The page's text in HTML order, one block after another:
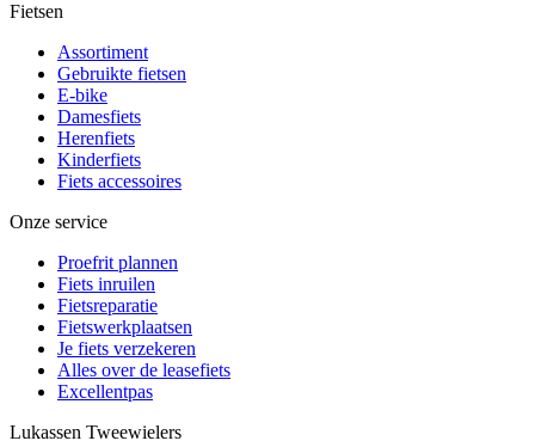
Fietsen
Assortiment
Gebruikte fietsen
E-bike
Damesfiets
Herenfiets
Kinderfiets
Fiets accessoires
Onze service
Proefrit plannen
Fiets inruilen
Fietsreparatie
Fietswerkplaatsen
Je fiets verzekeren
Alles over de leasefiets
Excellentpas
Lukassen Tweewielers